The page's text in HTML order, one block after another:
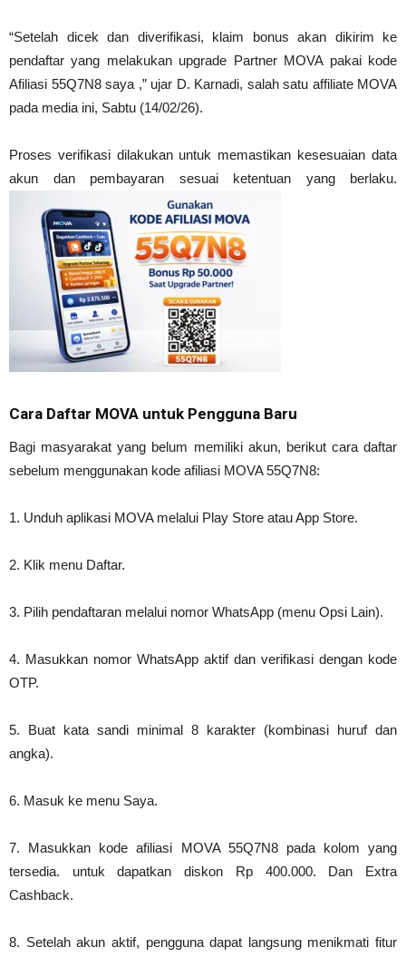
“Setelah dicek dan diverifikasi, klaim bonus akan dikirim ke
pendaftar yang melakukan upgrade Partner MOVA pakai kode
Afiliasi 55Q7N8 saya ,” ujar D. Karnadi, salah satu affiliate MOVA
pada media ini, Sabtu (14/02/26).
Proses verifikasi dilakukan untuk memastikan kesesuaian data
akun dan pembayaran sesuai ketentuan yang berlaku.
Cara Daftar MOVA untuk Pengguna Baru
Bagi masyarakat yang belum memiliki akun, berikut cara daftar
sebelum menggunakan kode afiliasi MOVA 55Q7N8:
1. Unduh aplikasi MOVA melalui Play Store atau App Store.
2. Klik menu Daftar.
3. Pilih pendaftaran melalui nomor WhatsApp (menu Opsi Lain).
4. Masukkan nomor WhatsApp aktif dan verifikasi dengan kode
OTP.
5. Buat kata sandi minimal 8 karakter (kombinasi huruf dan
angka).
6. Masuk ke menu Saya.
7. Masukkan kode afiliasi MOVA 55Q7N8 pada kolom yang
tersedia. untuk dapatkan diskon Rp 400.000. Dan Extra
Cashback.
8. Setelah akun aktif, pengguna dapat langsung menikmati fitur